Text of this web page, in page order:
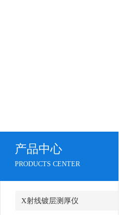
产品中心
PRODUCTS CENTER
X射线镀层测厚仪